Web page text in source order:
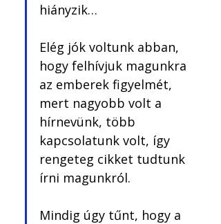
hiányzik…
Elég jók voltunk abban,
hogy felhívjuk magunkra
az emberek figyelmét,
mert nagyobb volt a
hírnevünk, több
kapcsolatunk volt, így
rengeteg cikket tudtunk
írni magunkról.
Mindig úgy tűnt, hogy a